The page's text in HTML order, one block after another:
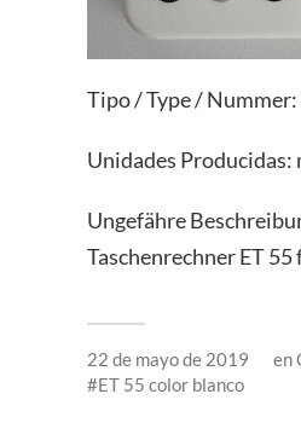
Tipo / Type /
Unidades Producidas:
Ungefähre
Taschenrechner ET
22 de mayo de 2019 en
ET 55 color blanco